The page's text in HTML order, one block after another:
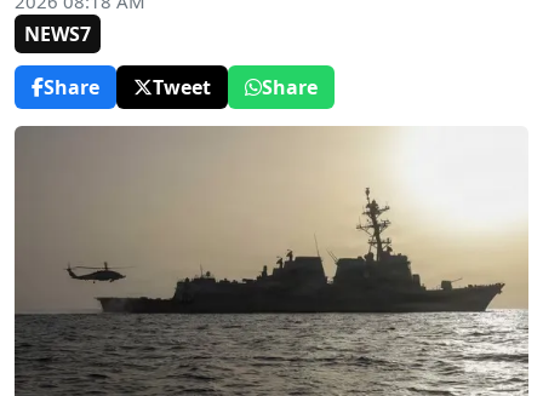
NEWS7
Share
Tweet Share